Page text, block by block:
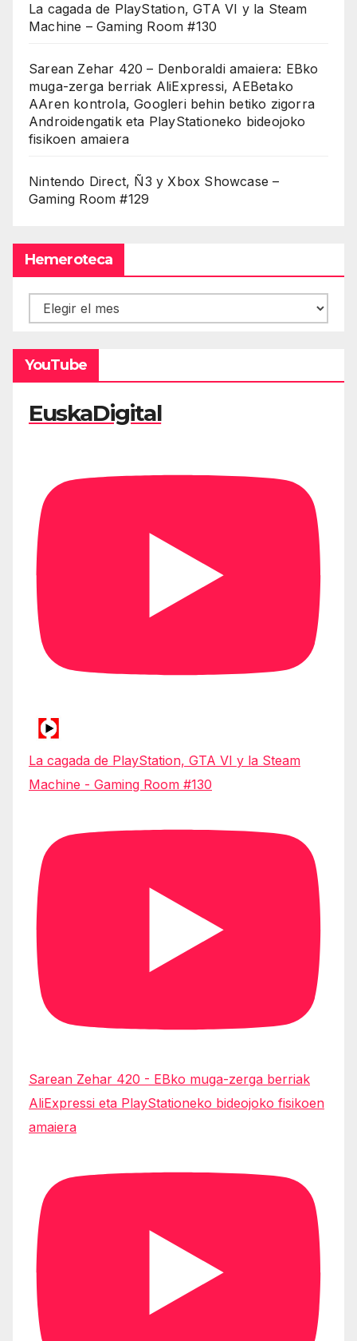
La cagada de PlayStation, GTA VI y la Steam
Machine – Gaming Room #130
Sarean Zehar 420 – Denboraldi amaiera: EBko
muga-zerga berriak AliExpressi, AEBetako
AAren kontrola, Googleri behin betiko zigorra
Androidengatik eta PlayStationeko bideojoko
fisikoen amaiera
Nintendo Direct, Ñ3 y Xbox Showcase –
Gaming Room #129
Hemeroteca
Hemeroteca
YouTube
EuskaDigital
La cagada de PlayStation, GTA VI y la Steam
Machine - Gaming Room #130
Sarean Zehar 420 - EBko muga-zerga berriak
AliExpressi eta PlayStationeko bideojoko fisikoen
amaiera